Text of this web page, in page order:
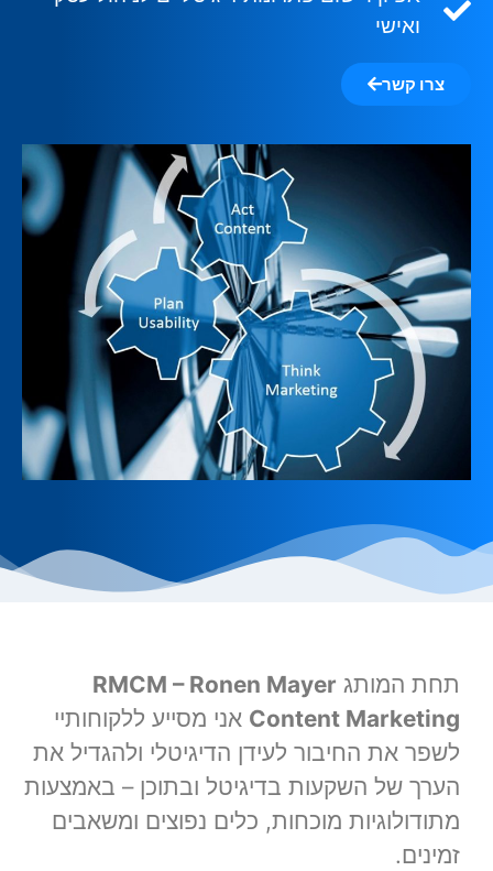
ואישי
צרו קשר
תחת המותג RMCM – Ronen Mayer
Content Marketing אני מסייע ללקוחותיי
לשפר את החיבור לעידן הדיגיטלי ולהגדיל את
הערך של השקעות בדיגיטל ובתוכן – באמצעות
מתודולוגיות מוכחות, כלים נפוצים ומשאבים
זמינים.